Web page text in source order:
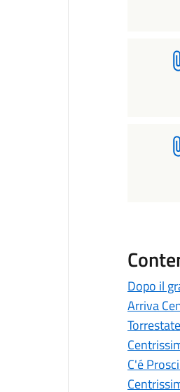
Dopo il
Arriva
C'é